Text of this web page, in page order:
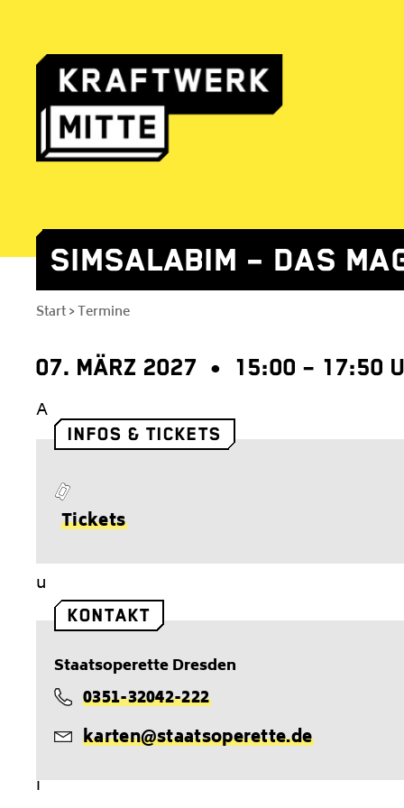
SIMSALABIM – DAS
Start>Termine
07. MÄRZ 2027 • 15:00 – 17:50
A
l
u
r
i
INFOS & TICKETS
T
c
k
s
Tickets
KONTAKT
Staatsoperette Dresden
T
e
0351-32042-222
E
-
karten@staatsoperette.de